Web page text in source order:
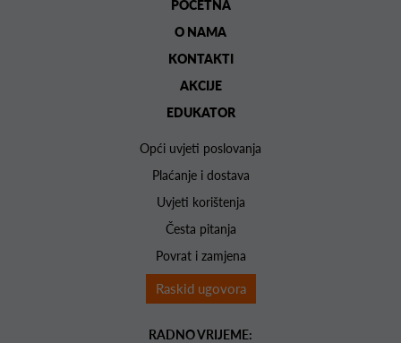
POČETNA
O NAMA
KONTAKTI
AKCIJE
EDUKATOR
Opći uvjeti poslovanja
Plaćanje i dostava
Uvjeti korištenja
Česta pitanja
Povrat i zamjena
Raskid ugovora
RADNO VRIJEME: